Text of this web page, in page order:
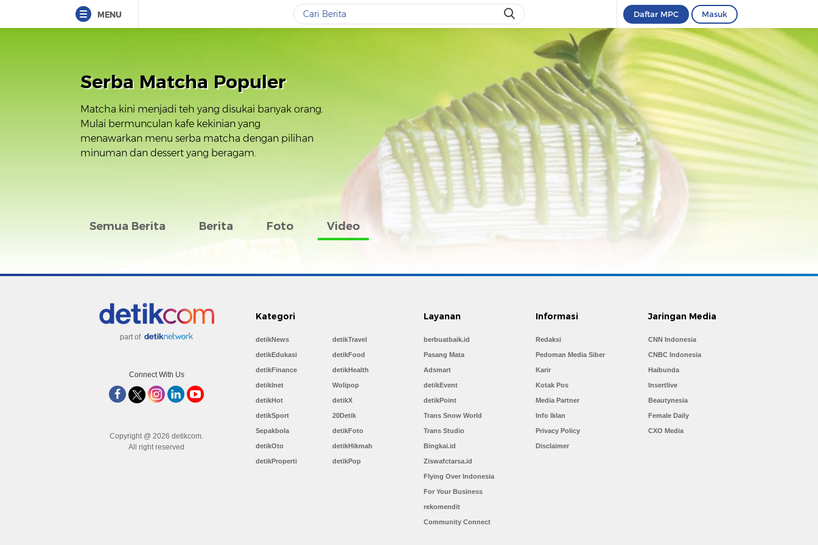
MENU Daftar MPC Masuk
Serba Matcha Populer
Matcha kini menjadi teh yang disukai banyak orang.
Mulai bermunculan kafe kekinian yang
menawarkan menu serba matcha dengan pilihan
minuman dan dessert yang beragam.
Semua Berita Berita Foto Video
part of
Connect With Us
Copyright @ 2026 detikcom.
All right reserved
Kategori
detikNews
detikEdukasi
detikFinance
detikInet
detikHot
detikSport
Sepakbola
detikOto
detikProperti
detikTravel
detikFood
detikHealth
Wolipop
detikX
20Detik
detikFoto
detikHikmah
detikPop
Layanan
berbuatbaik.id
Pasang Mata
Adsmart
detikEvent
detikPoint
Trans Snow World
Trans Studio
Bingkai.id
Ziswafctarsa.id
Flying Over Indonesia
For Your Business
rekomendit
Community Connect
Informasi
Redaksi
Pedoman Media Siber
Karir
Kotak Pos
Media Partner
Info Iklan
Privacy Policy
Disclaimer
Jaringan Media
CNN Indonesia
CNBC Indonesia
Haibunda
Insertlive
Beautynesia
Female Daily
CXO Media